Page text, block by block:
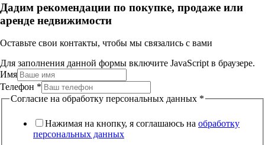
Дадим рекомендации по покупке, продаже или
аренде недвижимости
Оставьте свои контакты, чтобы мы связались с вами
Для заполнения данной формы включите JavaScript в браузере.
Имя
Телефон *
Согласие на обработку персональных данных *
Нажимая на кнопку, я соглашаюсь на обработку
персональных данных